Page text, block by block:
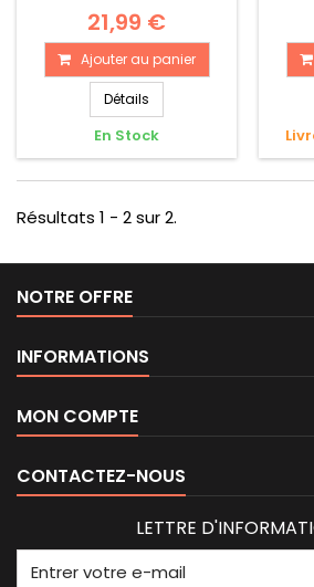
21,99 €
Ajouter au panier
Détails
En Stock
Résultats 1 - 2 sur 2.
NOTRE OFFRE
INFORMATIONS
MON COMPTE
CONTACTEZ-NOUS
LETTRE